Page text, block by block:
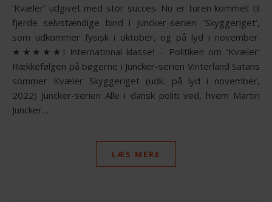
‘Kvæler‘ udgivet med stor succes. Nu er turen kommet til
fjerde selvstændige bind i Juncker-serien: ‘Skyggeriget’,
som udkommer fysisk i oktober, og på lyd i november.
★★★★★I international klasse! – Politiken om ‘Kvæler’
Rækkefølgen på bøgerne i Juncker-serien Vinterland Satans
sommer Kvæler Skyggeriget (udk. på lyd i november,
2022) Juncker-serien Alle i dansk politi ved, hvem Martin
Juncker…
LÆS MERE